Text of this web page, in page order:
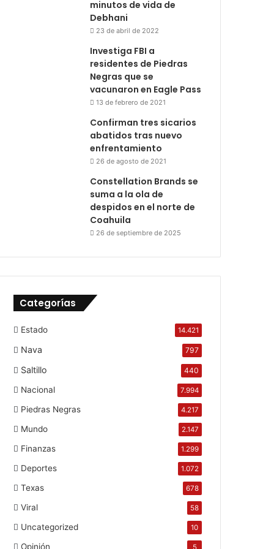
minutos de vida de
Debhani
23 de abril de 2022
Investiga FBI a
residentes de Piedras
Negras que se
vacunaron en Eagle Pass
13 de febrero de 2021
Confirman tres sicarios
abatidos tras nuevo
enfrentamiento
26 de agosto de 2021
Constellation Brands se
suma a la ola de
despidos en el norte de
Coahuila
26 de septiembre de 2025
Categorías
Estado 14.421
Nava 797
Saltillo 440
Nacional 7.994
Piedras Negras 4.217
Mundo 2.147
Finanzas 1.299
Deportes 1.072
Texas 678
Viral 58
Uncategorized 10
Opinión 5